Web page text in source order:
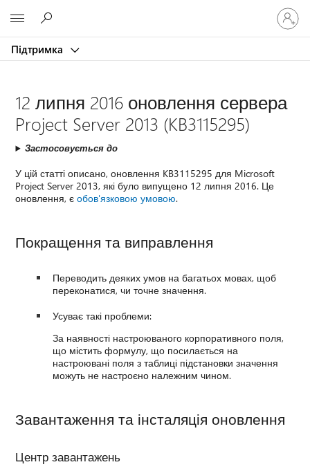
Підтримка
Увійдіть
свій
запис
12 липня 2016 оновлення сервера
Project Server 2013 (KB3115295)
Застосовується до
У цій статті описано, оновлення KB3115295 для Microsoft
Project Server 2013, які було випущено 12 липня 2016. Це
оновлення, єобов'язковою умовою.
Покращення та виправлення
Переводить деяких умов на багатьох мовах, щоб
переконатися, чи точне значення.
Усуває такі проблеми:
За наявності настроюваного корпоративного поля,
що містить формулу, що посилається на
настроювані поля з таблиці підстановки значення
можуть не настроєно належним чином.
Завантаження та інсталяція оновлення
Центр завантажень